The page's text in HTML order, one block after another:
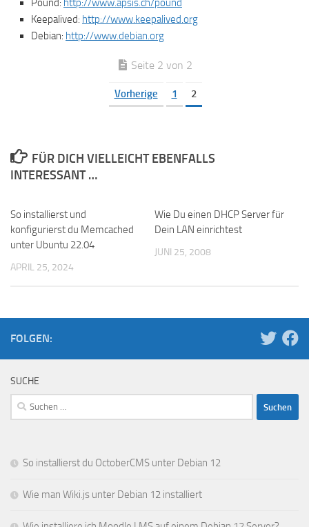
Pound: http://www.apsis.ch/pound
Keepalived: http://www.keepalived.org
Debian: http://www.debian.org
Seite 2 von 2
Vorherige 1 2
FÜR DICH VIELLEICHT EBENFALLS
INTERESSANT …
So installierst und
konfigurierst du Memcached
unter Ubuntu 22.04
APRIL 25, 2024
Wie Du einen DHCP Server für
Dein LAN einrichtest
JUNI 25, 2008
FOLGEN:
SUCHE
Suchen
nach:
So installierst du OctoberCMS unter Debian 12
Wie man Wiki.js unter Debian 12 installiert